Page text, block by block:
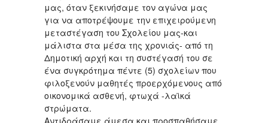
μας, όταν ξεκινήσαμε τον αγώνα μας
για να αποτρέψουμε την επιχειρούμενη
μεταστέγαση του Σχολείου μας-και
μάλιστα στα μέσα της χρονιάς- από τη
Δημοτική αρχή και τη συστέγασή του σε
ένα συγκρότημα πέντε (5) σχολείων που
φιλοξενούν μαθητές προερχόμενους από
οικονομικά ασθενή, φτωχά -λαϊκά
στρώματα.